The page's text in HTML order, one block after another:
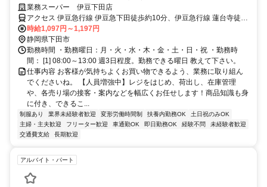
スタッフをお任せします！
業務スーパー 伊豆下田店
アクセス 伊豆急行線 伊豆急下田徒歩約10分、伊豆急行線 蓮台寺徒歩
約28分、伊豆急行線 稲梓徒歩約68分
時給1,097円～1,197円
静岡県下田市
勤務時間 ・勤務曜日：月・火・水・木・金・土・日・祝 ・勤務時
間： [1] 08:00～13:00 週3日程度。勤務できる曜日 教えて下さい。
仕事内容 お客様が気持ちよくお買い物できるよう、業務に取り組ん
でくださいね。 【人員増強中】レジをはじめ、荷出し、在庫管理
や、各売り場の接客・案内などを幅広くお任せします！商品知識も身
に付き、できるこ...
制服あり 業界未経験者歓迎 変形労働時間制 扶養内勤務OK
土日祝のみOK
主婦・主夫歓迎
フリーター歓迎 車通勤OK 即日勤務OK 経験不問
未経験者歓迎
交通費支給
長期歓迎
アルバイト・パート